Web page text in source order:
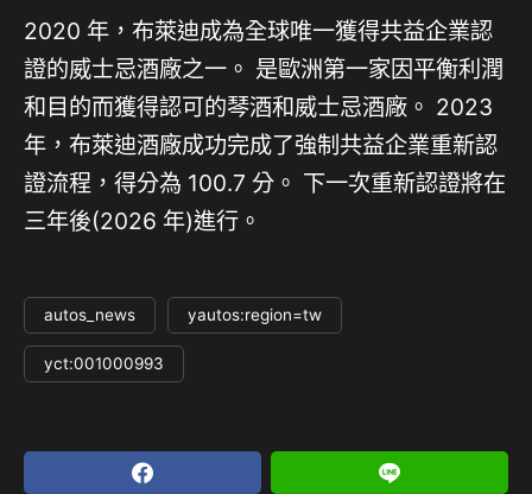
2020 年，布萊迪成為全球唯一獲得共益企業認
證的威士忌酒廠之一。 是歐洲第一家因平衡利潤
和目的而獲得認可的琴酒和威士忌酒廠。 2023
年，布萊迪酒廠成功完成了強制共益企業重新認
證流程，得分為 100.7 分。 下一次重新認證將在
三年後(2026 年)進行。
autos_news yautos:region=tw
yct:001000993